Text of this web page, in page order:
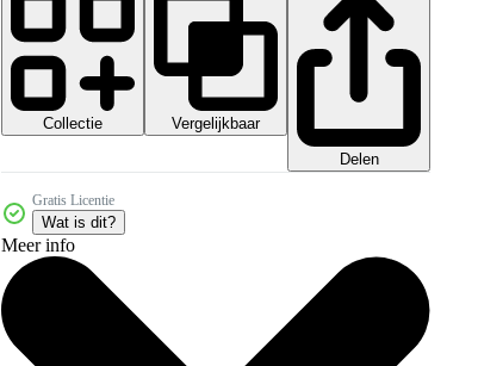
Collectie
Vergelijkbaar
Delen
Gratis Licentie
Wat is dit?
Meer info